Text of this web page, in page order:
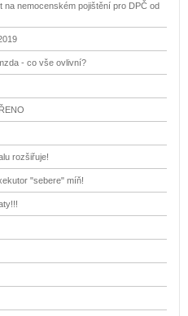
nemocenském pojištění pro DPČ od
- co vše ovlivní?
rozšiřuje!
"sebere" míň!